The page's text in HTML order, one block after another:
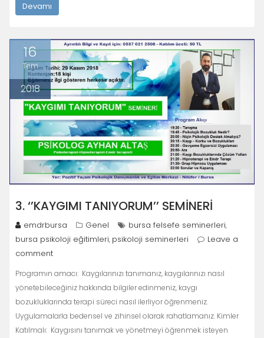
Devamı
16
Tem
2018
3. ‘’KAYGIMI TANIYORUM’’ SEMİNERİ
emdrbursa Genel bursa felsefe seminerleri,
bursa psikoloji eğitimleri, psikoloji seminerleri
Leave a
comment
Programın amacı: Kaygılarınızı tanımanız, kaygılarınızı nasıl
yönetebileceğiniz hakkında bilgiler edinmeniz, kaygı
bozukluklarında terapi süreci nasıl ilerliyor öğrenmeniz.
Uygulamalarla bedensel ve zihinsel olarak rahatlamanız. Kimler
Katılmalı: Kaygısını tanımak ve yönetmeyi öğrenmek isteyen